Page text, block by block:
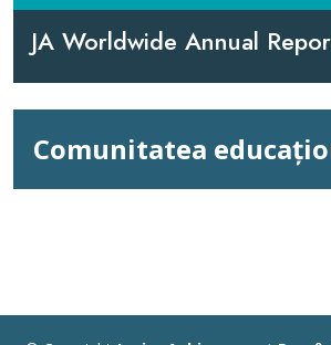
JA Worldwide Annual
Comunitatea